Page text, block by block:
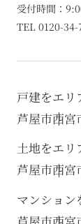
受付時間：
TEL 0120-34-
戸建をエリ
芦屋市西宮
土地をエリ
芦屋市西宮
マンション